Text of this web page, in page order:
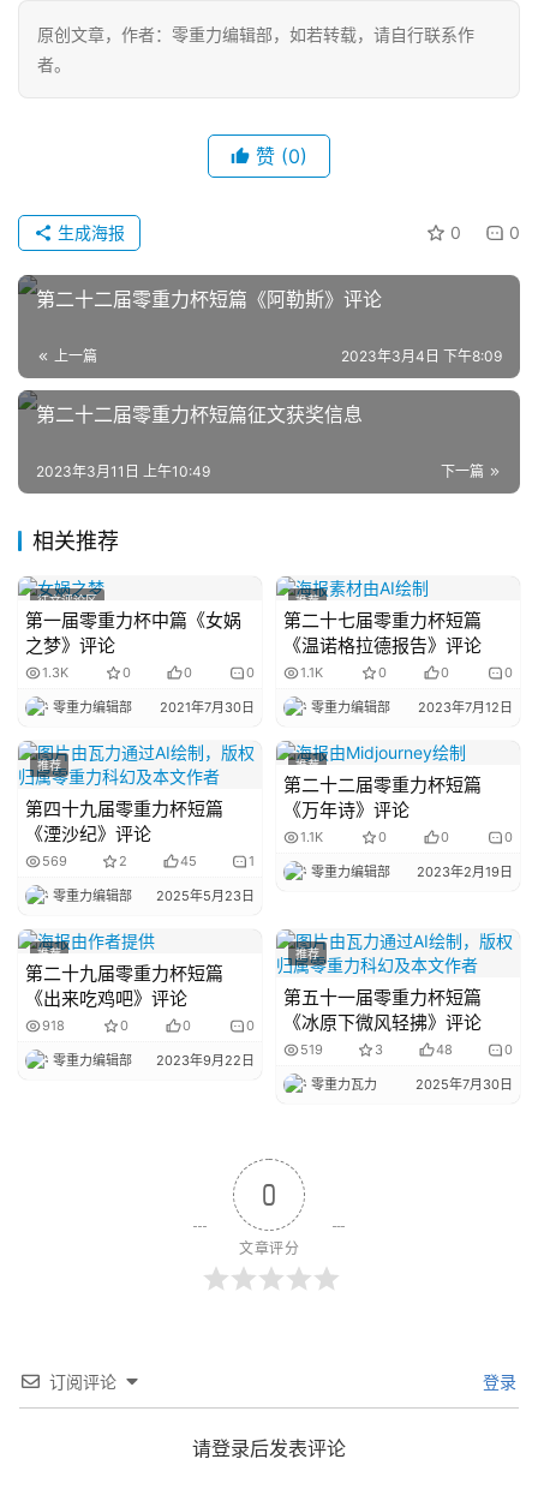
幻
征
文
文
章
科
资
讯
主
题
科
幻
小
说
库
原创文章，作者：零重力编辑部，如若转载，请自行联系作
者。
赞 (0)
0 0
生成海报
第二十二届零重力杯短篇《阿勒斯》评论
上一篇 2023年3月4日 下午8:09
第二十二届零重力杯短篇征文获奖信息
下一篇
2023年3月11日 上午10:49
相关推荐
征文评论区
第一届零重力杯中篇《女娲
之梦》评论
1.3K 0 0 0
零重力编辑部 2021年7月30日
推荐
第二十七届零重力杯短篇
《温诺格拉德报告》评论
1.1K 0 0 0
零重力编辑部 2023年7月12日
推荐
第四十九届零重力杯短篇
《湮沙纪》评论
569 2 45 1
零重力编辑部 2025年5月23日
推荐
第二十二届零重力杯短篇
《万年诗》评论
1.1K 0 0 0
零重力编辑部 2023年2月19日
推荐
第二十九届零重力杯短篇
《出来吃鸡吧》评论
918 0 0 0
零重力编辑部 2023年9月22日
推荐
第五十一届零重力杯短篇
《冰原下微风轻拂》评论
519 3 48 0
零重力瓦力 2025年7月30日
0
文章评分
订阅评论 登录
请登录后发表评论